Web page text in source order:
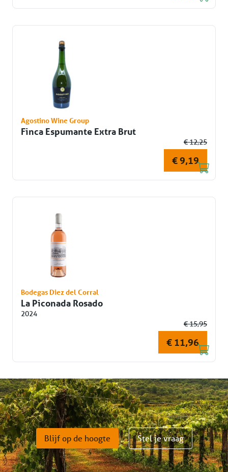
Agostino Wine Group
Finca Espumante Extra Brut
€ 12,25
€ 9,19
Bodegas Diez del Corral
La Piconada Rosado
2024
€ 15,95
€ 11,96
Blijf op de hoogte Stel je vraag